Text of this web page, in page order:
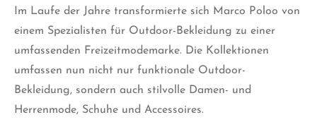
Im Laufe der Jahre transformierte sich Marco Poloo von
einem Spezialisten für Outdoor-Bekleidung zu einer
umfassenden Freizeitmodemarke. Die Kollektionen
umfassen nun nicht nur funktionale Outdoor-
Bekleidung, sondern auch stilvolle Damen- und
Herrenmode, Schuhe und Accessoires.